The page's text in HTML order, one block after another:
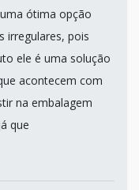
ótima opção
irregulares, pois
ele é uma solução
acontecem com
na embalagem
que